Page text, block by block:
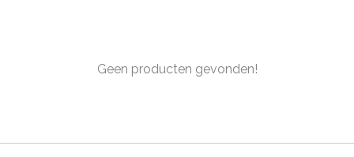
Geen producten gevonden!